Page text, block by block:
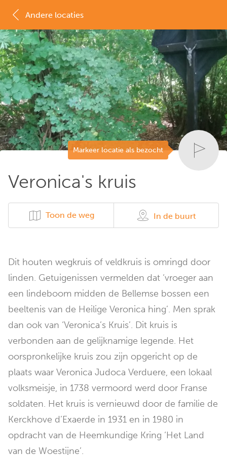
Markeer locatie als bezocht
Veronica's kruis
Toon de weg In de buurt
Dit houten wegkruis of veldkruis is omringd door
linden. Getuigenissen vermelden dat ‘vroeger aan
een lindeboom midden de Bellemse bossen een
beeltenis van de Heilige Veronica hing’. Men sprak
dan ook van ‘Veronica’s Kruis’. Dit kruis is
verbonden aan de gelijknamige legende. Het
oorspronkelijke kruis zou zijn opgericht op de
plaats waar Veronica Judoca Verduere, een lokaal
volksmeisje, in 1738 vermoord werd door Franse
soldaten. Het kruis is vernieuwd door de familie de
Kerckhove d’Exaerde in 1931 en in 1980 in
opdracht van de Heemkundige Kring ‘Het Land
van de Woestijne’.
Andere locaties
MAP LIJST